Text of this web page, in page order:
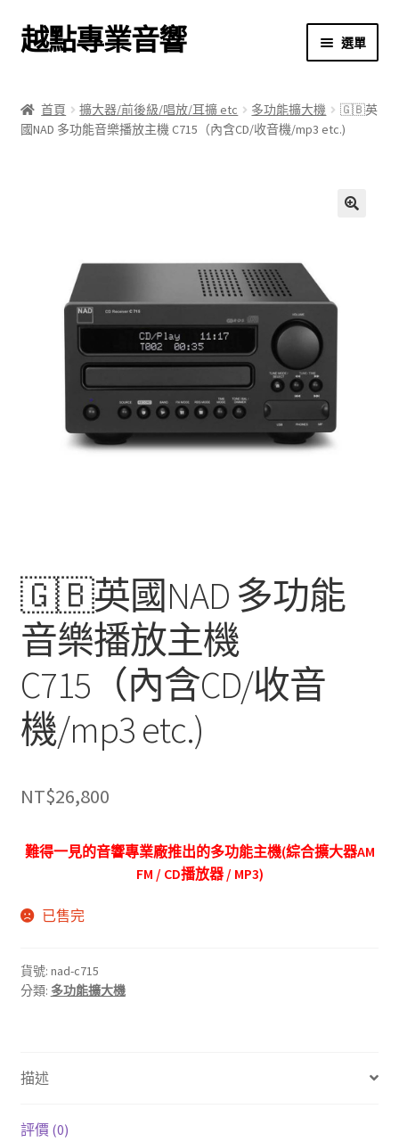
跳
至
覽
列
跳
至
要
內
越點專業音響 選單
商店
首頁 擴大器/前後級/唱放/耳擴 etc 多功能擴大機
🇬🇧英
國NAD 多功能音樂播放主機 C715（內含CD/收音機/mp3 etc.)
🇬🇧英國NAD 多功能
音樂播放主機
C715（內含CD/收音
機/mp3 etc.)
NT$26,800
難得一見的音響專業廠推出的多功能主機(綜合擴大器AM
FM / CD播放器 / MP3)
已售完
貨號: nad-c715
分類: 多功能擴大機
描述
評價 (0)